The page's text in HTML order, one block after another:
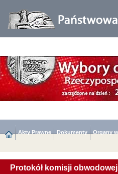
Akty Prawne Dokumenty Organy
Protokół komisji obwodowej